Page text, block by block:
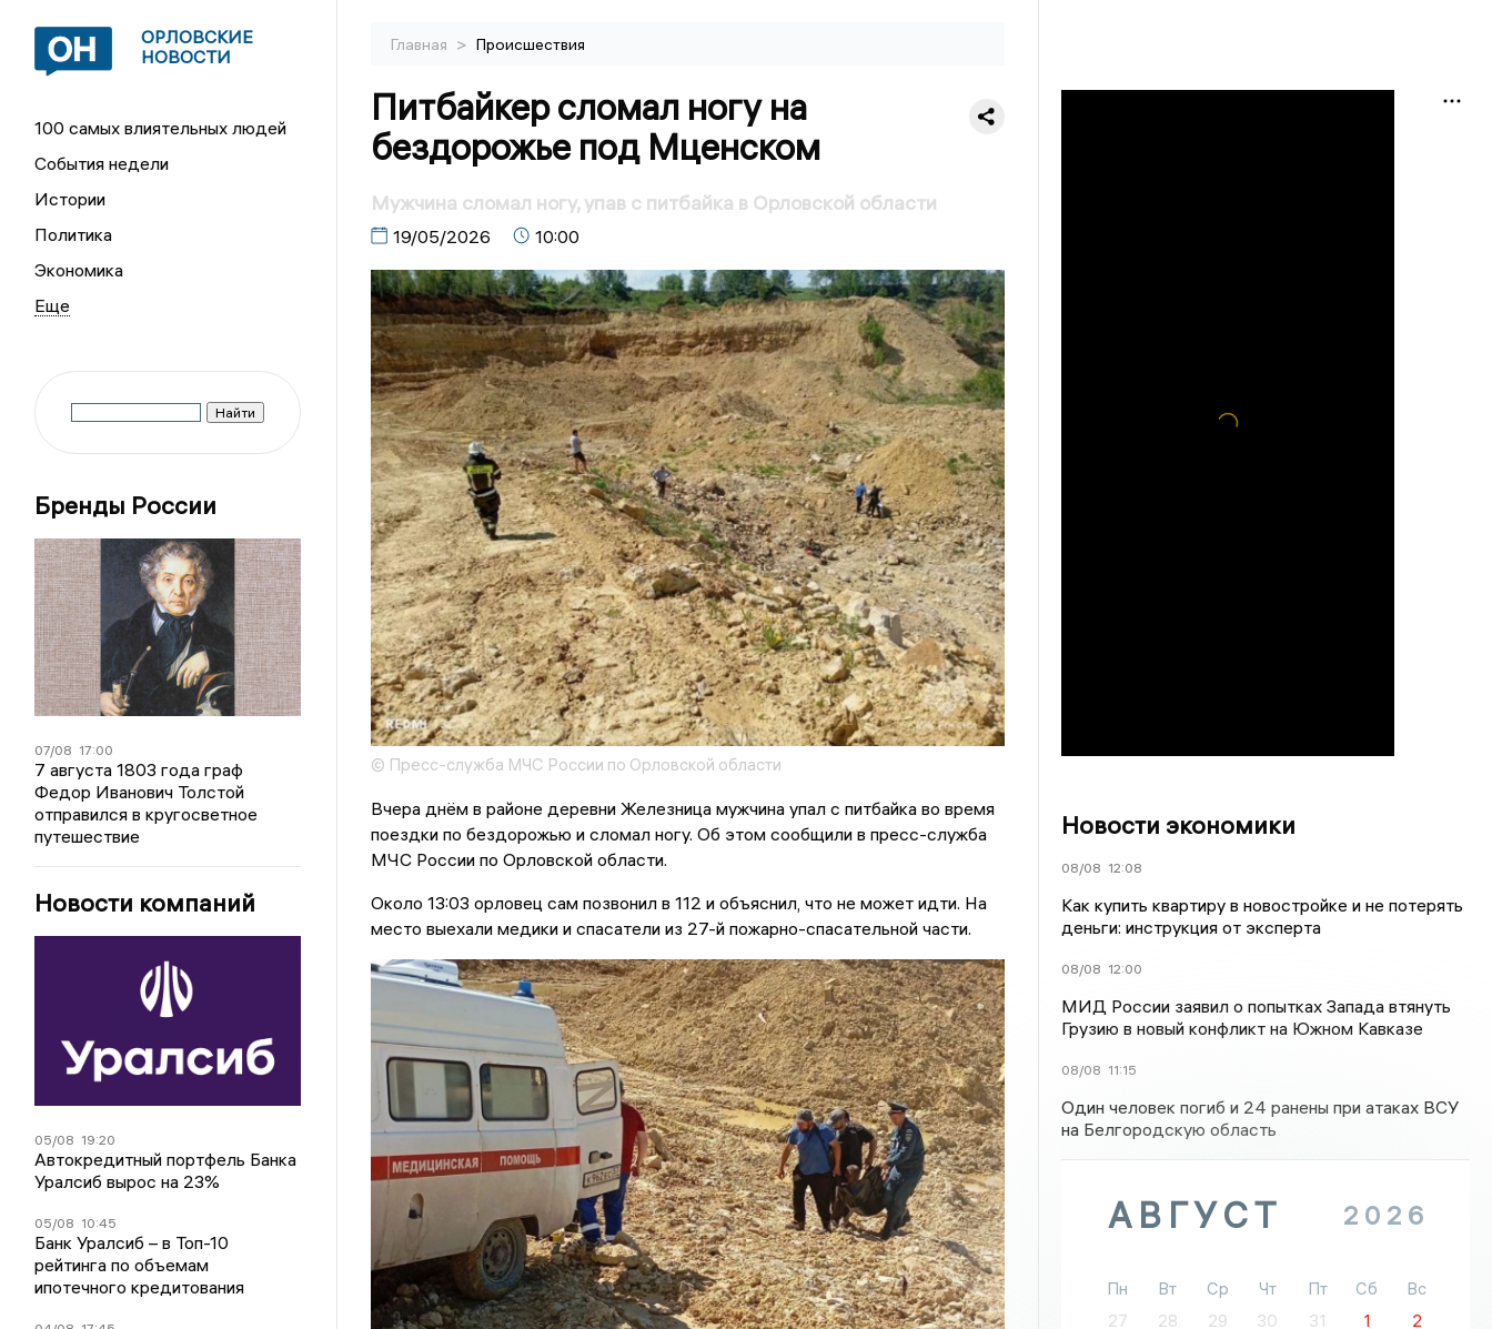
ОРЛОВСКИЕ
НОВОСТИ
100 самых влиятельных людей
События недели
Истории
Политика
Экономика
Бренды России
07/08 17:00
7 августа 1803 года граф
Федор Иванович Толстой
отправился в кругосветное
путешествие
Новости компаний
05/08 19:20
Автокредитный портфель Банка
Уралсиб вырос на 23%
05/08 10:45
Банк Уралсиб – в Топ-10
рейтинга по объемам
ипотечного кредитования
Главная > Происшествия
Питбайкер сломал ногу на
бездорожье под Мценском
Мужчина сломал ногу, упав с питбайка в Орловской области
19/05/2026 10:00
© Пресс-служба МЧС России по Орловской области
Вчера днём в районе деревни Железница мужчина упал с питбайка во время
поездки по бездорожью и сломал ногу. Об этом сообщили в пресс-служба
МЧС России по Орловской области.
Около 13:03 орловец сам позвонил в 112 и объяснил, что не может идти. На
место выехали медики и спасатели из 27-й пожарно-спасательной части.
Новости экономики
08/08 12:08
Как купить квартиру в новостройке и не потерять
деньги: инструкция от эксперта
08/08 12:00
МИД России заявил о попытках Запада втянуть
Грузию в новый конфликт на Южном Кавказе
08/08 11:15
Один человек погиб и 24 ранены при атаках ВСУ
на Белгородскую область
АВГУСТ 2026
Пн Вт Ср Чт Пт Сб
Вс
27
28 29 30 31 1
2